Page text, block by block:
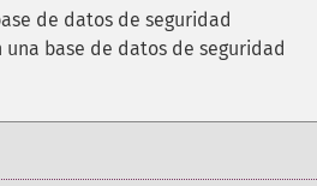
de datos de seguridad
base de datos de seguridad